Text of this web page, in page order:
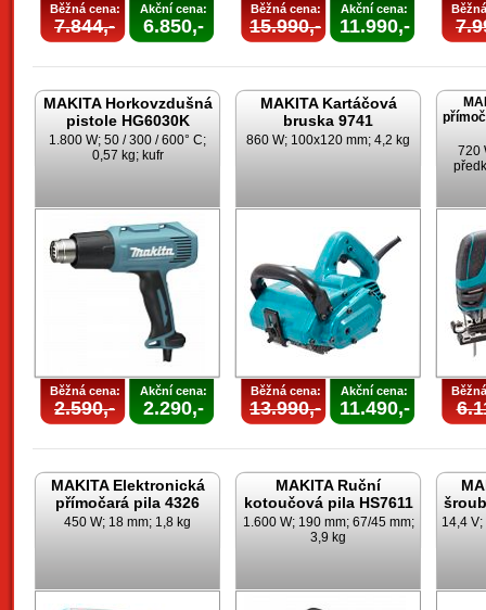
Běžná cena:
7.844,-
Akční cena:
6.850,-
Běžná cena:
15.990,-
Akční cena:
11.990,-
MAKITA Horkovzdušná
pistole HG6030K
1.800 W; 50 / 300 / 600° C;
0,57 kg; kufr
Běžná cena:
2.590,-
Akční cena:
2.290,-
MAKITA Kartáčová
bruska 9741
860 W; 100x120 mm; 4,2 kg
Běžná cena:
13.990,-
Akční cena:
11.490,-
720
MAKITA Elektronická
přímočará pila 4326
450 W; 18 mm; 1,8 kg
MAKITA Ruční
kotoučová pila HS7611
1.600 W; 190 mm; 67/45 mm;
3,9 kg
14,4